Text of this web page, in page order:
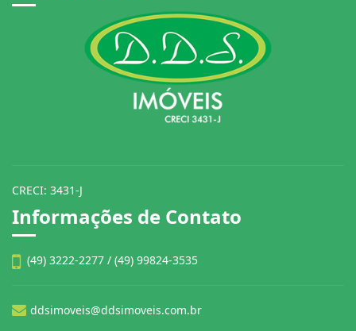
CRECI: 3431-J
Informações de Contato
(49) 3222-2277 / (49) 99824-3535
ddsimoveis@ddsimoveis.com.br